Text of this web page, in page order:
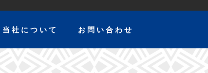
当社について お問い合わせ